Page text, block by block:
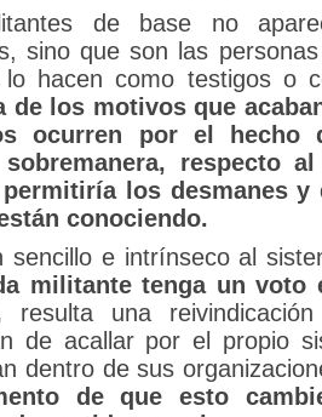
de base no
sino que son las
lo hacen como testigos o
de los motivos que
ocurren por el hecho
sobremanera, respecto
los desmanes
conociendo.
sencillo e intrínseco al
militante tenga un voto
resulta una
de acallar por el propio
dentro de sus
de que esto